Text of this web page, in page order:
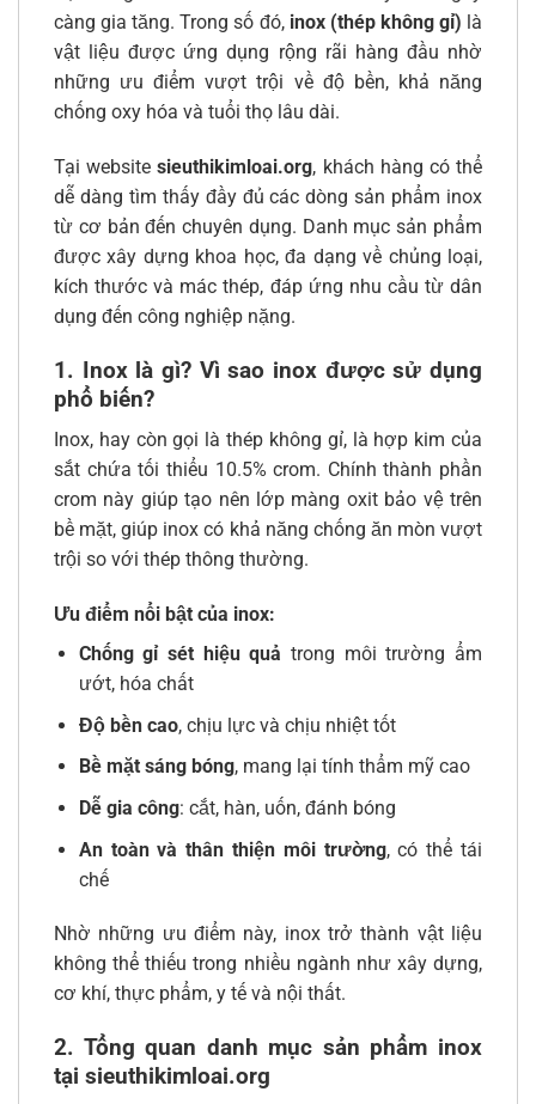
càng gia tăng. Trong số đó, inox (thép không gỉ) là
vật liệu được ứng dụng rộng rãi hàng đầu nhờ
những ưu điểm vượt trội về độ bền, khả năng
chống oxy hóa và tuổi thọ lâu dài.
Tại websitesieuthikimloai.org, khách hàng có thể
dễ dàng tìm thấy đầy đủ các dòng sản phẩm inox
từ cơ bản đến chuyên dụng. Danh mục sản phẩm
được xây dựng khoa học, đa dạng về chủng loại,
kích thước và mác thép, đáp ứng nhu cầu từ dân
dụng đến công nghiệp nặng.
1. Inox là gì? Vì sao inox được sử dụng
phổ biến?
Inox, hay còn gọi là thép không gỉ, là hợp kim của
sắt chứa tối thiểu 10.5% crom. Chính thành phần
crom này giúp tạo nên lớp màng oxit bảo vệ trên
bề mặt, giúp inox có khả năng chống ăn mòn vượt
trội so với thép thông thường.
Ưu điểm nổi bật của inox:
Chống gỉ sét hiệu quả trong môi trường ẩm
ướt, hóa chất
Độ bền cao, chịu lực và chịu nhiệt tốt
Bề mặt sáng bóng, mang lại tính thẩm mỹ cao
Dễ gia công: cắt, hàn, uốn, đánh bóng
An toàn và thân thiện môi trường, có thể tái
chế
Nhờ những ưu điểm này, inox trở thành vật liệu
không thể thiếu trong nhiều ngành như xây dựng,
cơ khí, thực phẩm, y tế và nội thất.
2. Tổng quan danh mục sản phẩm inox
tại sieuthikimloai.org